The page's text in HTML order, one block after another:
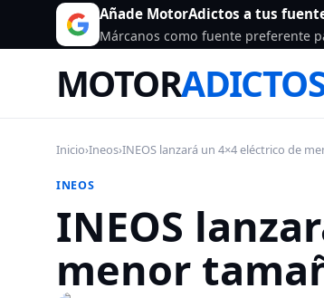
Añade MotorAdictos a tus
Márcanos como fuente preferente
MOTOR
Inicio›Ineos›INEOS lanzará un 4×4 eléctrico de
INEOS
INEOS
menor